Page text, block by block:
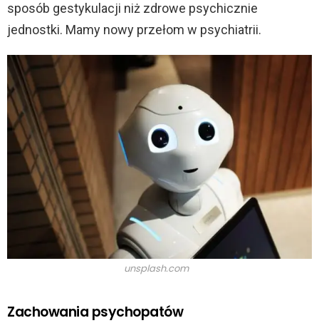
sposób gestykulacji niż zdrowe psychicznie
jednostki. Mamy nowy przełom w psychiatrii.
unsplash.com
Zachowania psychopatów